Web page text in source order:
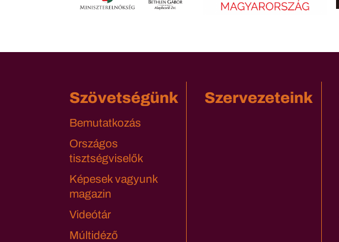
Szövetségünk
Bemutatkozás
Országos
tisztségviselők
Képesek vagyunk
magazin
Videótár
Múltidéző
Szervezeteink